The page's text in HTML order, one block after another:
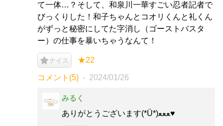
て一体…？そして、和泉川一華すごい忍者記者で
びっくりした！和子ちゃんとコオリくんと礼くん
がずっと秘密にしてた字消し（ゴーストバスタ
ー）の仕事を暴いちゃうなんて！
ナイス ★22
コメント(5) 2024/01/26
みるく
ありがとうございます(*Ü*)ﻌﻌﻌ♥